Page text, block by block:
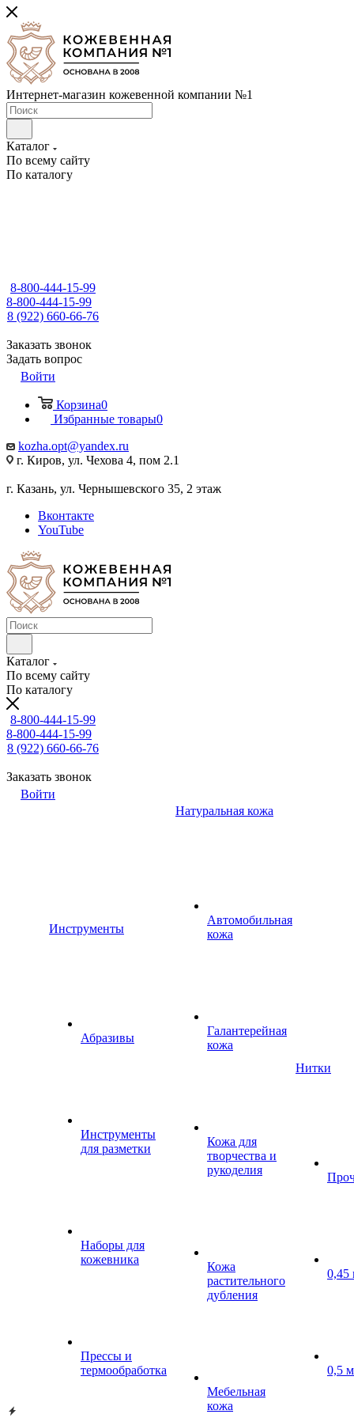
Интернет-магазин кожевенной компании №1
Каталог
По всему сайту
По каталогу
8-800-444-15-99
8-800-444-15-99
8 (922) 660-66-76
Заказать звонок
Задать вопрос
Войти
Корзина0
Избранные товары0
kozha.opt@yandex.ru
г. Киров, ул. Чехова 4, пом 2.1
г. Казань, ул. Чернышевского 35, 2 этаж
Вконтакте
YouTube
Каталог
По всему сайту
По каталогу
8-800-444-15-99
8-800-444-15-99
8 (922) 660-66-76
Заказать звонок
Войти
Инструменты
Абразивы
Инструменты
для разметки
Наборы для
кожевника
Прессы и
термообработка
Натуральная кожа
Автомобильная
кожа
Галантерейная
кожа
Кожа для
творчества и
рукоделия
Кожа
растительного
дубления
Мебельная
кожа
Нитки
0,45
0,5